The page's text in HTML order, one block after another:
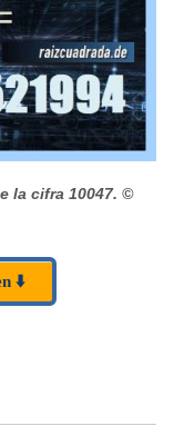
la cifra 10047. ©
⬇️